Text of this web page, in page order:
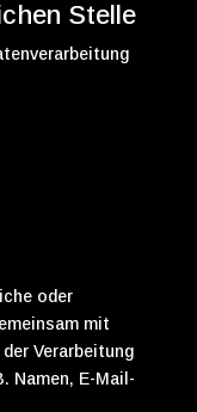
Stelle
oder
mit
Verarbeitung
Namen, E-Mail-